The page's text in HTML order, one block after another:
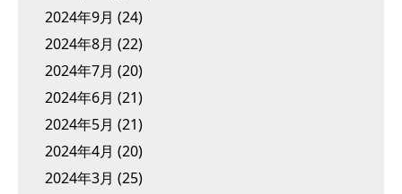
2024年9月 (24)
2024年8月 (22)
2024年7月 (20)
2024年6月 (21)
2024年5月 (21)
2024年4月 (20)
2024年3月 (25)